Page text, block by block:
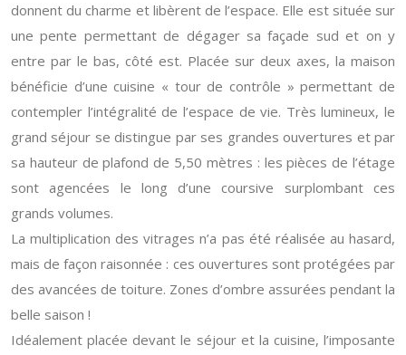
donnent du charme et libèrent de l’espace. Elle est située sur
une pente permettant de dégager sa façade sud et on y
entre par le bas, côté est. Placée sur deux axes, la maison
bénéficie d’une cuisine « tour de contrôle » permettant de
contempler l’intégralité de l’espace de vie. Très lumineux, le
grand séjour se distingue par ses grandes ouvertures et par
sa hauteur de plafond de 5,50 mètres : les pièces de l’étage
sont agencées le long d’une coursive surplombant ces
grands volumes.
La multiplication des vitrages n’a pas été réalisée au hasard,
mais de façon raisonnée : ces ouvertures sont protégées par
des avancées de toiture. Zones d’ombre assurées pendant la
belle saison !
Idéalement placée devant le séjour et la cuisine, l’imposante